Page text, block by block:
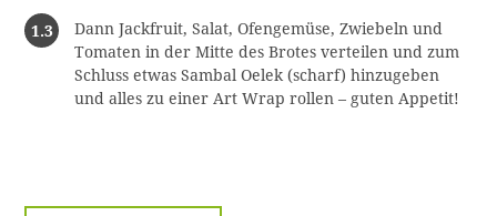
Dann Jackfruit, Salat, Ofengemüse, Zwiebeln und
Tomaten in der Mitte des Brotes verteilen und zum
Schluss etwas Sambal Oelek (scharf) hinzugeben
und alles zu einer Art Wrap rollen – guten Appetit!
S
u